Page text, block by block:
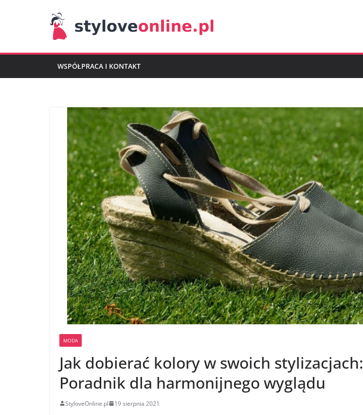
WSPÓŁPRACA I KONTAKT
MODA
Jak dobierać kolory w swoich stylizacjach:
Poradnik dla harmonijnego wyglądu
StyloveOnline.pl 19 sierpnia 2021